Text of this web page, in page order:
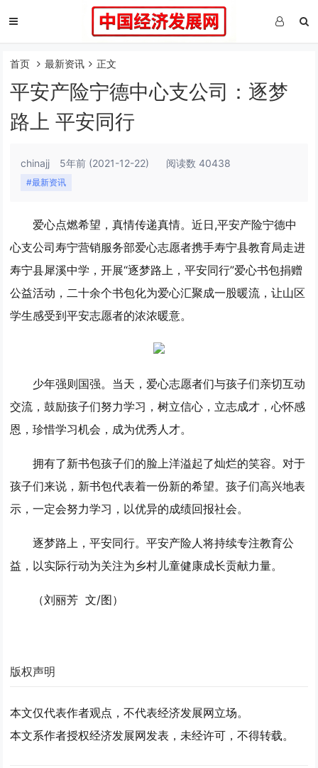
首页 最新资讯 正文
平安产险宁德中心支公司：逐梦
路上 平安同行
chinajj 5年前 (2021-12-22) 阅读数 40438
#最新资讯
爱心点燃希望，真情传递真情。近日,平安产险宁德中
心支公司寿宁营销服务部爱心志愿者携手寿宁县教育局走进
寿宁县犀溪中学，开展“逐梦路上，平安同行”爱心书包捐赠
公益活动，二十余个书包化为爱心汇聚成一股暖流，让山区
学生感受到平安志愿者的浓浓暖意。
少年强则国强。当天，爱心志愿者们与孩子们亲切互动
交流，鼓励孩子们努力学习，树立信心，立志成才，心怀感
恩，珍惜学习机会，成为优秀人才。
拥有了新书包孩子们的脸上洋溢起了灿烂的笑容。对于
孩子们来说，新书包代表着一份新的希望。孩子们高兴地表
示，一定会努力学习，以优异的成绩回报社会。
逐梦路上，平安同行。平安产险人将持续专注教育公
益，以实际行动为关注为乡村儿童健康成长贡献力量。
（刘丽芳 文/图）
版权声明
本文仅代表作者观点，不代表经济发展网立场。
本文系作者授权经济发展网发表，未经许可，不得转载。